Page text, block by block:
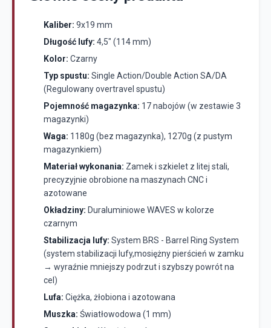
Kaliber: 9x19 mm
Długość lufy: 4,5" (114 mm)
Kolor: Czarny
Typ spustu: Single Action/Double Action SA/DA
(Regulowany overtravel spustu)
Pojemność magazynka: 17 nabojów (w zestawie 3
magazynki)
Waga: 1180g (bez magazynka), 1270g (z pustym
magazynkiem)
Materiał wykonania: Zamek i szkielet z litej stali,
precyzyjnie obrobione na maszynach CNC i
azotowane
Okładziny: Duraluminiowe WAVES w kolorze
czarnym
Stabilizacja lufy: System BRS - Barrel Ring System
(system stabilizacji lufy,mosiężny pierścień w zamku
→ wyraźnie mniejszy podrzut i szybszy powrót na
cel)
Lufa: Ciężka, żłobiona i azotowana
Muszka: Światłowodowa (1 mm)